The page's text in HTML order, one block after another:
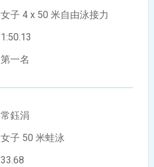
女子 4 x 50 米自由泳接力
1:50.13
第一名
常鈺涓
女子 50 米蛙泳
33.68